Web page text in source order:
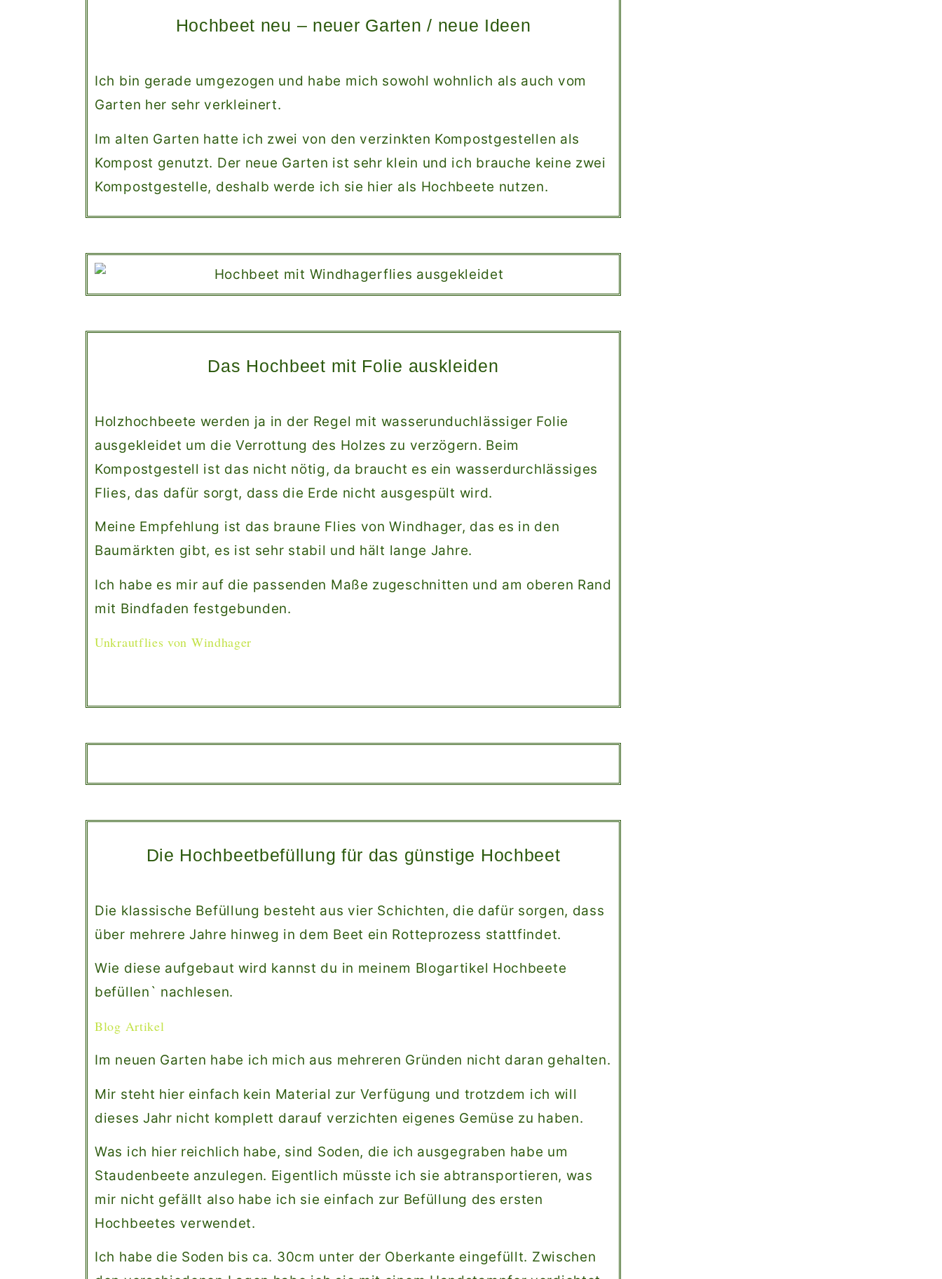
Hochbeet neu – neuer Garten / neue Ideen
Ich bin gerade umgezogen und habe mich sowohl wohnlich als auch vom
Garten her sehr verkleinert.
Im alten Garten hatte ich zwei von den verzinkten Kompostgestellen als
Kompost genutzt. Der neue Garten ist sehr klein und ich brauche keine zwei
Kompostgestelle, deshalb werde ich sie hier als Hochbeete nutzen.
Das Hochbeet mit Folie auskleiden
Holzhochbeete werden ja in der Regel mit wasserunduchlässiger Folie
ausgekleidet um die Verrottung des Holzes zu verzögern. Beim
Kompostgestell ist das nicht nötig, da braucht es ein wasserdurchlässiges
Flies, das dafür sorgt, dass die Erde nicht ausgespült wird.
Meine Empfehlung ist das braune Flies von Windhager, das es in den
Baumärkten gibt, es ist sehr stabil und hält lange Jahre.
Ich habe es mir auf die passenden Maße zugeschnitten und am oberen Rand
mit Bindfaden festgebunden.
Unkrautflies von Windhager
Die Hochbeetbefüllung für das günstige Hochbeet
Die klassische Befüllung besteht aus vier Schichten, die dafür sorgen, dass
über mehrere Jahre hinweg in dem Beet ein Rotteprozess stattfindet.
Wie diese aufgebaut wird kannst du in meinem Blogartikel Hochbeete
befüllen` nachlesen.
Blog Artikel
Im neuen Garten habe ich mich aus mehreren Gründen nicht daran gehalten.
Mir steht hier einfach kein Material zur Verfügung und trotzdem ich will
dieses Jahr nicht komplett darauf verzichten eigenes Gemüse zu haben.
Was ich hier reichlich habe, sind Soden, die ich ausgegraben habe um
Staudenbeete anzulegen. Eigentlich müsste ich sie abtransportieren, was
mir nicht gefällt also habe ich sie einfach zur Befüllung des ersten
Hochbeetes verwendet.
Ich habe die Soden bis ca. 30cm unter der Oberkante eingefüllt. Zwischen